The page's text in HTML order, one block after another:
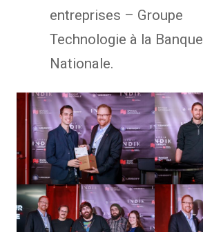
entreprises – Groupe
Technologie à la Banque
Nationale.